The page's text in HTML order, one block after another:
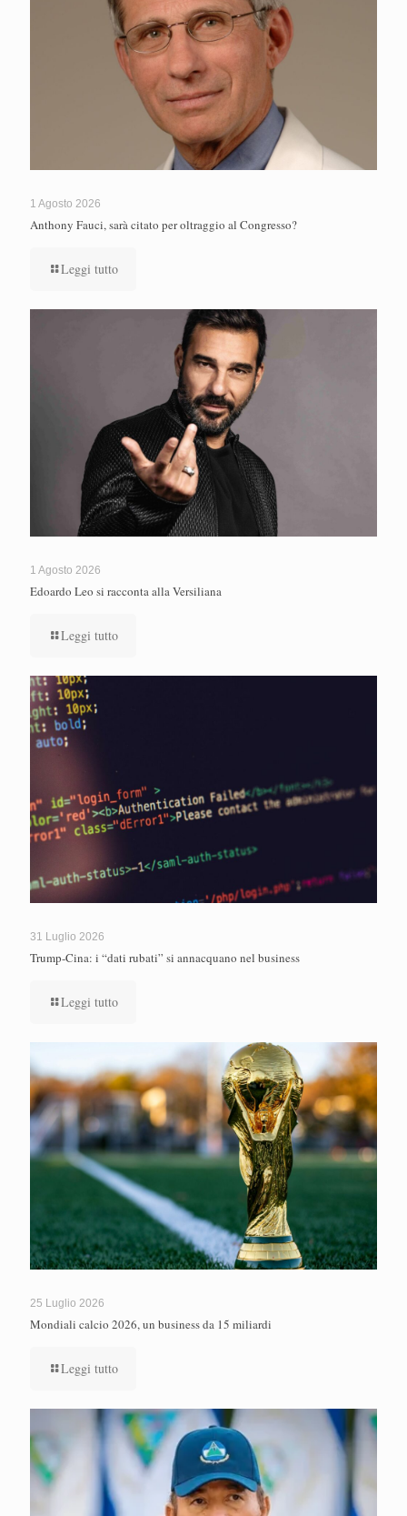
1 Agosto 2026
Anthony Fauci, sarà citato per oltraggio al Congresso?
Leggi tutto
1 Agosto 2026
Edoardo Leo si racconta alla Versiliana
Leggi tutto
31 Luglio 2026
Trump-Cina: i “dati rubati” si annacquano nel business
Leggi tutto
25 Luglio 2026
Mondiali calcio 2026, un business da 15 miliardi
Leggi tutto